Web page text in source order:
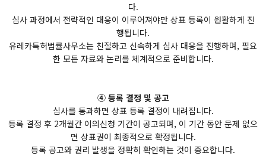
다.
심사 과정에서 전략적인 대응이 이루어져야만 상표 등록이 원활하게 진
행됩니다.
유레카특허법률사무소는 친절하고 신속하게 심사 대응을 진행하며, 필요
한 모든 자료와 논리를 체계적으로 준비합니다.
④ 등록 결정 및 공고
심사를 통과하면 상표 등록 결정이 내려집니다.
등록 결정 후 2개월간 이의신청 기간이 공고되며, 이 기간 동안 문제 없으
면 상표권이 최종적으로 확정됩니다.
등록 공고와 권리 발생을 정확히 확인하는 것이 중요합니다.